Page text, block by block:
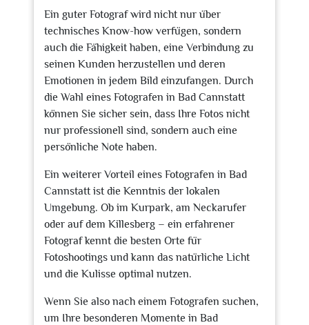
Ein guter Fotograf wird nicht nur über
technisches Know-how verfügen, sondern
auch die Fähigkeit haben, eine Verbindung zu
seinen Kunden herzustellen und deren
Emotionen in jedem Bild einzufangen. Durch
die Wahl eines Fotografen in Bad Cannstatt
können Sie sicher sein, dass Ihre Fotos nicht
nur professionell sind, sondern auch eine
persönliche Note haben.
Ein weiterer Vorteil eines Fotografen in Bad
Cannstatt ist die Kenntnis der lokalen
Umgebung. Ob im Kurpark, am Neckarufer
oder auf dem Killesberg – ein erfahrener
Fotograf kennt die besten Orte für
Fotoshootings und kann das natürliche Licht
und die Kulisse optimal nutzen.
Wenn Sie also nach einem Fotografen suchen,
um Ihre besonderen Momente in Bad